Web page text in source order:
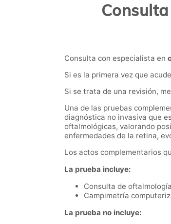
Consulta con especialista en
Si es la primera vez que
Si se trata de una revisión,
Una de las pruebas
diagnóstica no invasiva que
oftalmológicas, valorando
enfermedades de la retina,
Los actos complementarios
La prueba incluye:
Consulta de oftalmología
Campimetría
La prueba no incluye: